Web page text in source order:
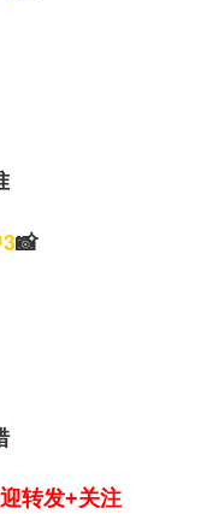
📸
转发+关注